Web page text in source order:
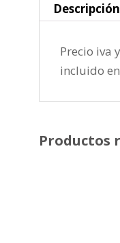
Descripción
Precio iva
incluido
Productos